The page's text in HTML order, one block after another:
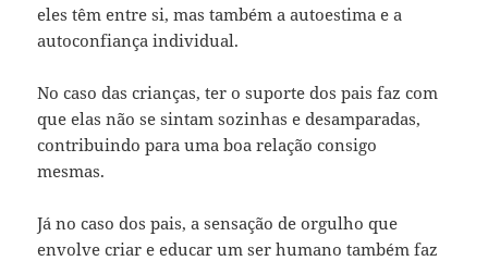
eles têm entre si, mas também a autoestima e a
autoconfiança individual.
No caso das crianças, ter o suporte dos pais faz com
que elas não se sintam sozinhas e desamparadas,
contribuindo para uma boa relação consigo
mesmas.
Já no caso dos pais, a sensação de orgulho que
envolve criar e educar um ser humano também faz